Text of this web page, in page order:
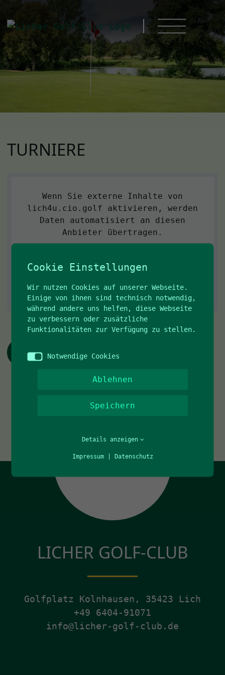
TURNIERE
Wenn Sie externe Inhalte von
lich4u.cio.golf aktivieren, werden
Daten automatisiert an diesen
Anbieter übertragen.
Einmalig aktivieren
Dauerhaft aktivieren
Turnierkalender 2026
LICHER GOLF-CLUB
Golfplatz Kolnhausen, 35423 Lich
+49 6404-91071
info@licher-golf-club.de
Cookie Einstellungen
Wir nutzen Cookies auf unserer Webseite.
Einige von ihnen sind technisch notwendig,
während andere uns helfen, diese Webseite
zu verbessern oder zusätzliche
Funktionalitäten zur Verfügung zu stellen.
Notwendige Cookies
Ablehnen
Speichern
Details anzeigen
Impressum| Datenschutz